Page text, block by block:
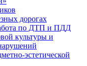
дорогах
по ДТП и ПДД
культуры и
эстетической